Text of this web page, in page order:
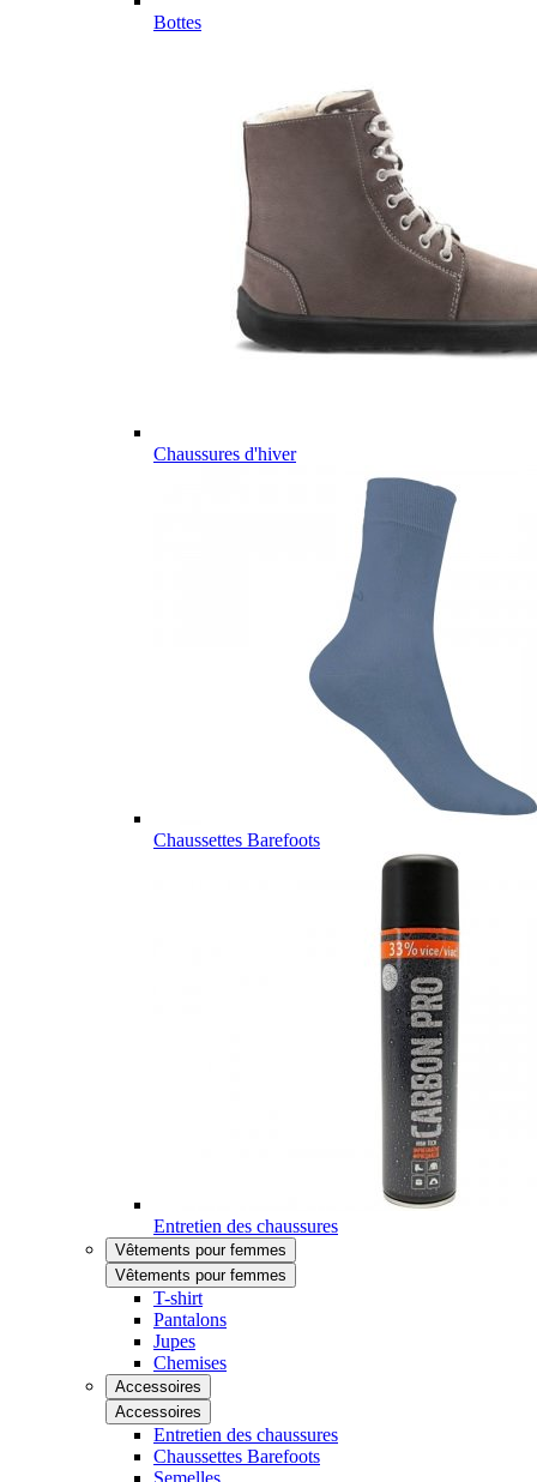
Bottes
Chaussures d'hiver
Chaussettes Barefoots
Entretien des chaussures
Vêtements pour femmes
Vêtements pour femmes
T-shirt
Pantalons
Jupes
Chemises
Accessoires
Accessoires
Entretien des chaussures
Chaussettes Barefoots
Semelles